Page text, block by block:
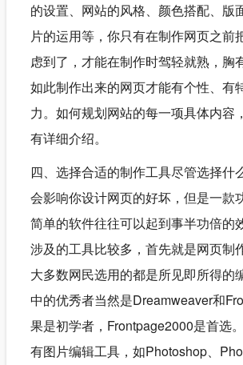
的设置、网站的风格、颜色搭配、版
片的运用等，你只有在制作网页之前
虑到了，才能在制作时驾轻就熟，胸
如此制作出来的网页才能有个性、有
力。如何规划网站的每一项具体内容
有详细介绍。
四、选择合适的制作工具尽管选择什
会影响你设计网页的好坏，但是一款
简单的软件往往可以起到事半功倍的
涉及的工具比较多，首先就是网页制
大多数网民选用的都是所见即所得的
中的优秀者当然是Dreamweaver和
果是初学者，Frontpage2000是首选
有图片编辑工具，如Photoshop、